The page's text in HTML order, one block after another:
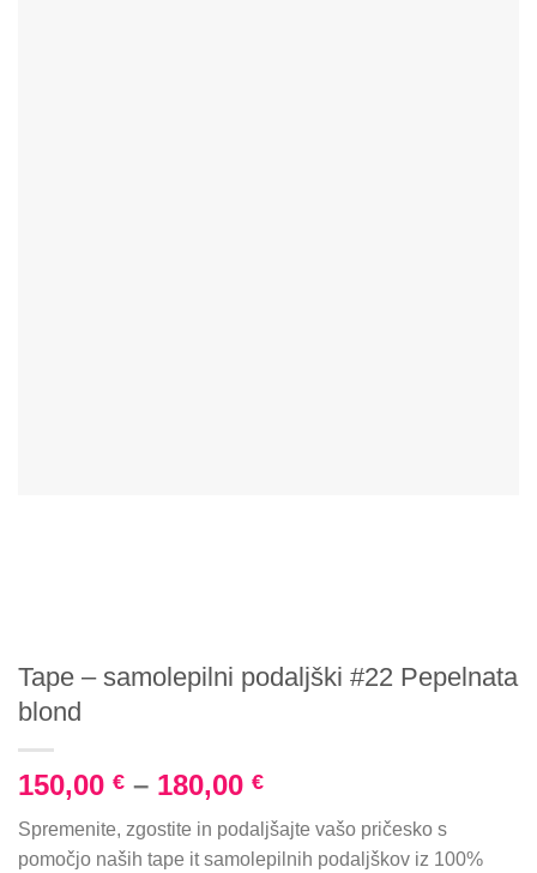
Tape – samolepilni podaljški #22 Pepelnata
blond
150,00 € – 180,00 €
Spremenite, zgostite in podaljšajte vašo pričesko s
pomočjo naših tape it samolepilnih podaljškov iz 100%